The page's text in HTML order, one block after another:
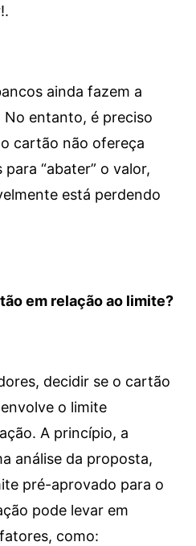
ainda fazem a
entanto, é preciso
cartão não ofereça
“abater” o valor,
está perdendo
em relação ao limite?
decidir se o cartão
o limite
A princípio, a
análise da proposta,
pré-aprovado para o
pode levar em
como: